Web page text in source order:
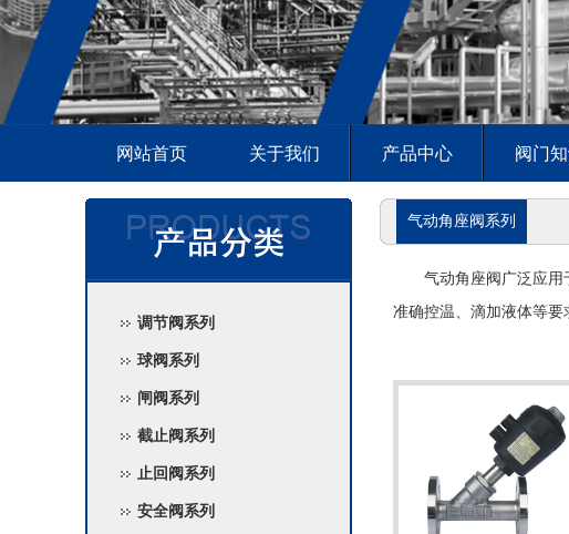
网站首页 关于我们 产品中心 阀门
调节阀系列
球阀系列
闸阀系列
截止阀系列
止回阀系列
安全阀系列
气动角座阀系列
气动角座阀广泛应
准确控温、滴加液体等要